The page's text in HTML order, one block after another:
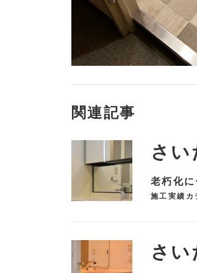
関連記事
さ
老朽化に
施工実績カ
さ